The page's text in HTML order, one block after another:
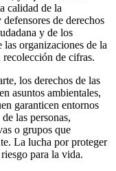
calidad de la
de derechos
y de los
las organizaciones de la
recolección de cifras.
los derechos de las
asuntos ambientales,
garanticen entornos
las personas,
o grupos que
La lucha por proteger
para la vida.